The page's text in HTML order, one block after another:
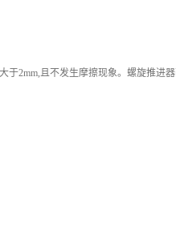
2mm,且不发生摩擦现象。螺旋推进器